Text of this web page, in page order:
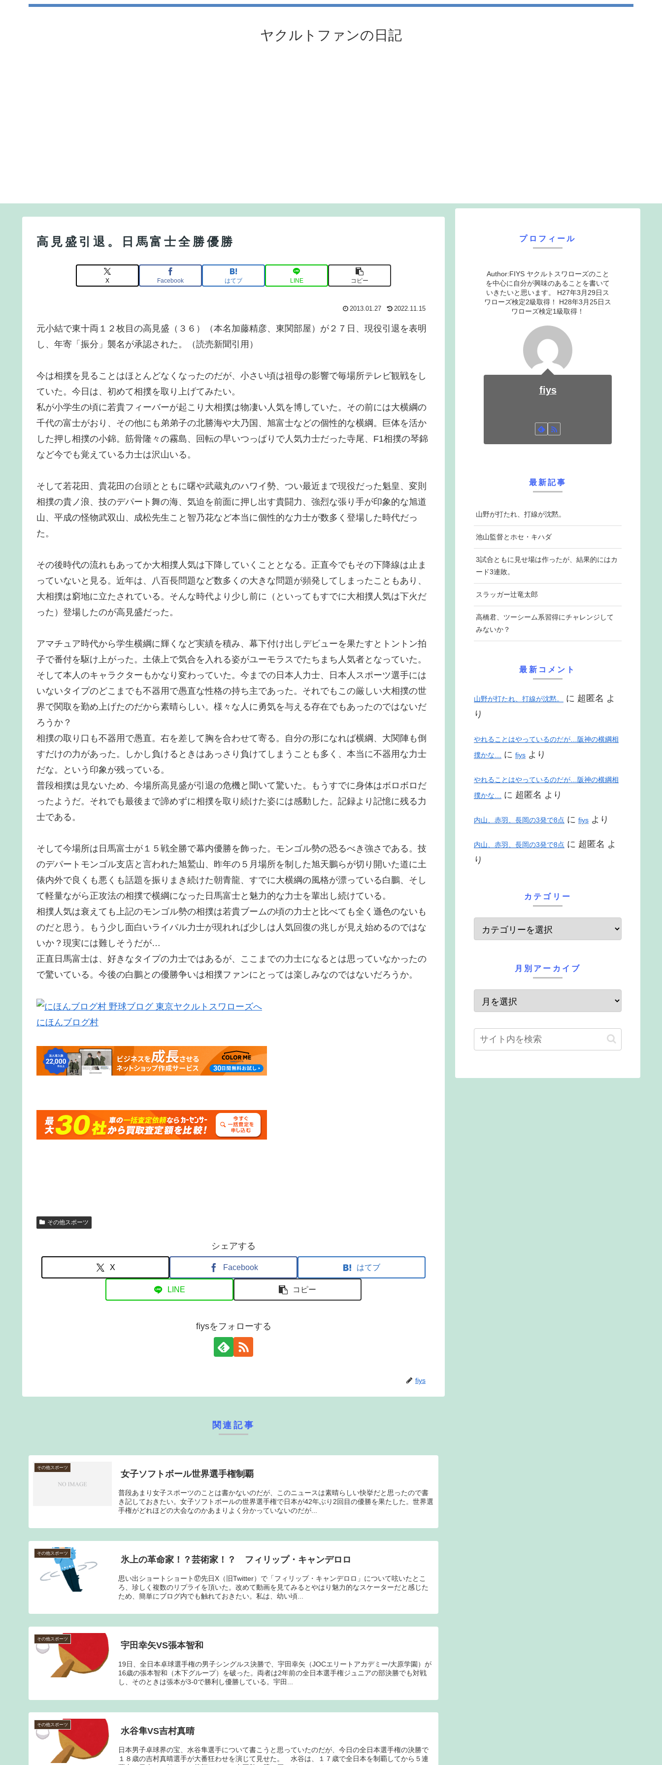
ヤクルトファンの日記
高見盛引退。日馬富士全勝優勝
X Facebook はてブ LINE コピー
2013.01.27 2022.11.15
元小結で東十両１２枚目の高見盛（３６）（本名加藤精彦、東関部屋）が２７日、現役引退を表明
し、年寄「振分」襲名が承認された。（読売新聞引用）
今は相撲を見ることはほとんどなくなったのだが、小さい頃は祖母の影響で毎場所テレビ観戦をし
ていた。今日は、初めて相撲を取り上げてみたい。
私が小学生の頃に若貴フィーバーが起こり大相撲は物凄い人気を博していた。その前には大横綱の
千代の富士がおり、その他にも弟弟子の北勝海や大乃国、旭富士などの個性的な横綱。巨体を活か
した押し相撲の小錦。筋骨隆々の霧島、回転の早いつっぱりで人気力士だった寺尾、F1相撲の琴錦
など今でも覚えている力士は沢山いる。
そして若花田、貴花田の台頭とともに曙や武蔵丸のハワイ勢、つい最近まで現役だった魁皇、変則
相撲の貴ノ浪、技のデパート舞の海、気迫を前面に押し出す貴闘力、強烈な張り手が印象的な旭道
山、平成の怪物武双山、成松先生こと智乃花など本当に個性的な力士が数多く登場した時代だっ
た。
その後時代の流れもあってか大相撲人気は下降していくこととなる。正直今でもその下降線は止ま
っていないと見る。近年は、八百長問題など数多くの大きな問題が頻発してしまったこともあり、
大相撲は窮地に立たされている。そんな時代より少し前に（といってもすでに大相撲人気は下火だ
った）登場したのが高見盛だった。
アマチュア時代から学生横綱に輝くなど実績を積み、幕下付け出しデビューを果たすとトントン拍
子で番付を駆け上がった。土俵上で気合を入れる姿がユーモラスでたちまち人気者となっていた。
そして本人のキャラクターもかなり変わっていた。今までの日本人力士、日本人スポーツ選手には
いないタイプのどこまでも不器用で愚直な性格の持ち主であった。それでもこの厳しい大相撲の世
界で関取を勤め上げたのだから素晴らしい。様々な人に勇気を与える存在でもあったのではないだ
ろうか？
相撲の取り口も不器用で愚直。右を差して胸を合わせて寄る。自分の形になれば横綱、大関陣も倒
すだけの力があった。しかし負けるときはあっさり負けてしまうことも多く、本当に不器用な力士
だな。という印象が残っている。
普段相撲は見ないため、今場所高見盛が引退の危機と聞いて驚いた。もうすでに身体はボロボロだ
ったようだ。それでも最後まで諦めずに相撲を取り続けた姿には感動した。記録より記憶に残る力
士である。
そして今場所は日馬富士が１５戦全勝で幕内優勝を飾った。モンゴル勢の恐るべき強さである。技
のデパートモンゴル支店と言われた旭鷲山、昨年の５月場所を制した旭天鵬らが切り開いた道に土
俵内外で良くも悪くも話題を振りまき続けた朝青龍、すでに大横綱の風格が漂っている白鵬、そし
て軽量ながら正攻法の相撲で横綱になった日馬富士と魅力的な力士を輩出し続けている。
相撲人気は衰えても上記のモンゴル勢の相撲は若貴ブームの頃の力士と比べても全く遜色のないも
のだと思う。もう少し面白いライバル力士が現れれば少しは人気回復の兆しが見え始めるのではな
いか？現実には難しそうだが…
正直日馬富士は、好きなタイプの力士ではあるが、ここまでの力士になるとは思っていなかったの
で驚いている。今後の白鵬との優勝争いは相撲ファンにとっては楽しみなのではないだろうか。
にほんブログ村
その他スポーツ
シェアする
X Facebook はてブ
LINE コピー
fiysをフォローする
fiys
関連記事
その他スポーツ
女子ソフトボール世界選手権制覇
普段あまり女子スポーツのことは書かないのだが、このニュースは素晴らしい快挙だと思ったので書
き記しておきたい。女子ソフトボールの世界選手権で日本が42年ぶり2回目の優勝を果たした。世界選
手権がどれほどの大会なのかあまりよく分かっていないのだが...
その他スポーツ
氷上の革命家！？芸術家！？ フィリップ・キャンデロロ
思い出ショートショート⑰先日X（旧Twitter）で「フィリップ・キャンデロロ」について呟いたとこ
ろ、珍しく複数のリプライを頂いた。改めて動画を見てみるとやはり魅力的なスケーターだと感じた
ため、簡単にブログ内でも触れておきたい。私は、幼い頃...
その他スポーツ
宇田幸矢VS張本智和
19日、全日本卓球選手権の男子シングルス決勝で、宇田幸矢（JOCエリートアカデミー/大原学園）が
16歳の張本智和（木下グループ）を破った。両者は2年前の全日本選手権ジュニアの部決勝でも対戦
し、そのときは張本が3-0で勝利し優勝している。宇田...
その他スポーツ
水谷隼VS吉村真晴
日本男子卓球界の宝、水谷隼選手について書こうと思っていたのだが、今日の全日本選手権の決勝で
１８歳の吉村真晴選手が大番狂わせを演じて見せた。 水谷は、１７歳で全日本を制覇してから５連
プロフィール
Author:FIYS ヤクルトスワローズのこと
を中心に自分が興味のあることを書いて
いきたいと思います。 H27年3月29日ス
ワローズ検定2級取得！ H28年3月25日ス
ワローズ検定1級取得！
fiys
最新記事
山野が打たれ、打線が沈黙。
池山監督とホセ・キハダ
3試合ともに見せ場は作ったが、結果的にはカ
ード3連敗。
スラッガー辻竜太郎
高橋君、ツーシーム系習得にチャレンジして
みないか？
最新コメント
山野が打たれ、打線が沈黙。 に 超匿名 よ
り
やれることはやっているのだが…阪神の横綱相
撲かな… に fiys より
やれることはやっているのだが…阪神の横綱相
撲かな… に 超匿名 より
内山、赤羽、長岡の3発で8点 に fiys より
内山、赤羽、長岡の3発で8点 に 超匿名 よ
り
カテゴリー
月別アーカイブ